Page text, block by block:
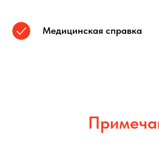
Медицинская справка